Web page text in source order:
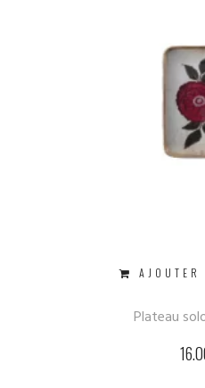
AJOUTER
Plateau